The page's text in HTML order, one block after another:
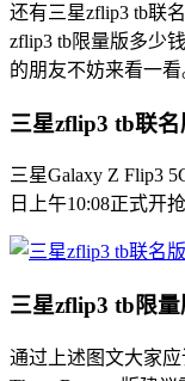
还有三星zflip3 tb联
zflip3 tb限量版多少
的朋友不妨来看一看
三星zflip3 tb联
三星Galaxy Z Flip3
日上午10:08正式开抢
三星zflip3 tb限
通过上述图文大家应